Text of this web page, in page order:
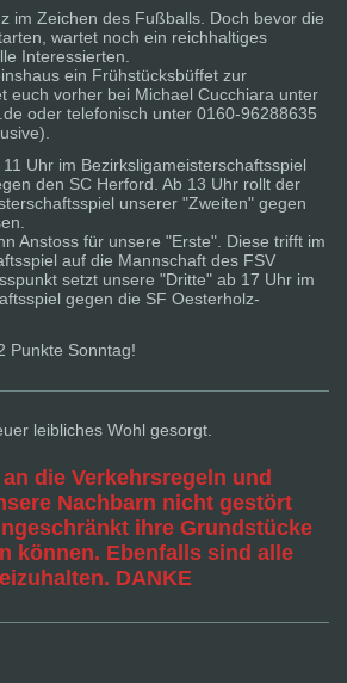
im Zeichen des Fußballs. Doch bevor die
wartet noch ein reichhaltiges
Interessierten.
ein Frühstücksbüffet zur
euch vorher bei Michael Cucchiara unter
oder telefonisch unter 0160-96288635
Uhr im Bezirksligameisterschaftsspiel
den SC Herford. Ab 13 Uhr rollt der
unserer "Zweiten" gegen
Anstoss für unsere "Erste". Diese trifft im
auf die Mannschaft des FSV
setzt unsere "Dritte" ab 17 Uhr im
gegen die SF Oesterholz-
Punkte Sonntag!
leibliches Wohl gesorgt.
die Verkehrsregeln und
Nachbarn nicht gestört
ihre Grundstücke
können. Ebenfalls sind alle
DANKE